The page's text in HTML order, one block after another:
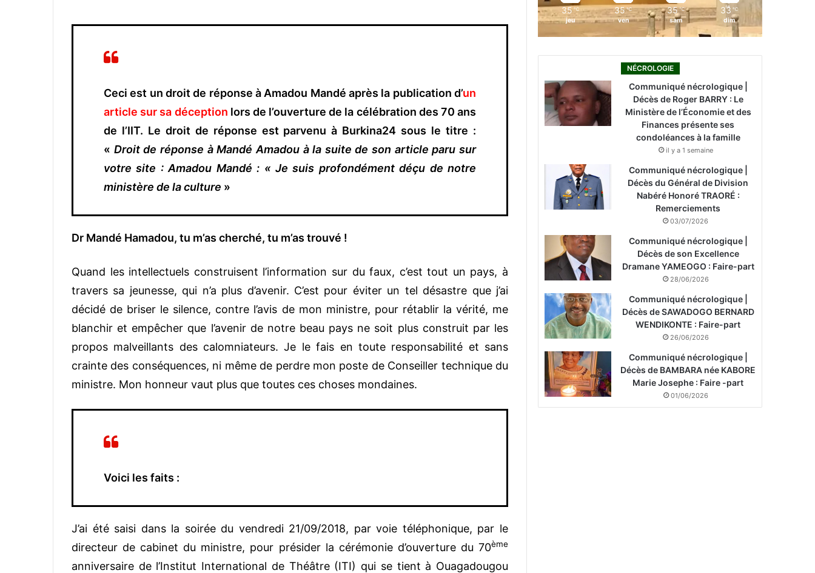
Ceci est un droit de réponse à Amadou Mandé après la publication d’un
article sur sa déception lors de l’ouverture de la célébration des 70 ans
de l’IIT. Le droit de réponse est parvenu à Burkina24 sous le titre :
« Droit de réponse à Mandé Amadou à la suite de son article paru sur
votre site : Amadou Mandé : « Je suis profondément déçu de notre
ministère de la culture »
Dr Mandé Hamadou, tu m’as cherché, tu m’as trouvé !
Quand les intellectuels construisent l’information sur du faux, c’est tout un pays, à
travers sa jeunesse, qui n’a plus d’avenir. C’est pour éviter un tel désastre que j’ai
décidé de briser le silence, contre l’avis de mon ministre, pour rétablir la vérité, me
blanchir et empêcher que l’avenir de notre beau pays ne soit plus construit par les
propos malveillants des calomniateurs. Je le fais en toute responsabilité et sans
crainte des conséquences, ni même de perdre mon poste de Conseiller technique du
ministre. Mon honneur vaut plus que toutes ces choses mondaines.
Voici les faits :
J’ai été saisi dans la soirée du vendredi 21/09/2018, par voie téléphonique, par le
directeur de cabinet du ministre, pour présider la cérémonie d’ouverture du 70ème
anniversaire de l’Institut International de Théâtre (ITI) qui se tient à Ouagadougou
35 ℃
jeu
35 ℃
ven
35 ℃
sam
33 ℃
dim
NÉCROLOGIE
Communiqué nécrologique |
Décès de Roger BARRY : Le
Ministère de l’Économie et des
Finances présente ses
condoléances à la famille
il y a 1 semaine
Communiqué nécrologique |
Décès du Général de Division
Nabéré Honoré TRAORÉ :
Remerciements
03/07/2026
Communiqué nécrologique |
Décès de son Excellence
Dramane YAMEOGO : Faire-part
28/06/2026
Communiqué nécrologique |
Décès de SAWADOGO BERNARD
WENDIKONTE : Faire-part
26/06/2026
Communiqué nécrologique |
Décès de BAMBARA née KABORE
Marie Josephe : Faire -part
01/06/2026